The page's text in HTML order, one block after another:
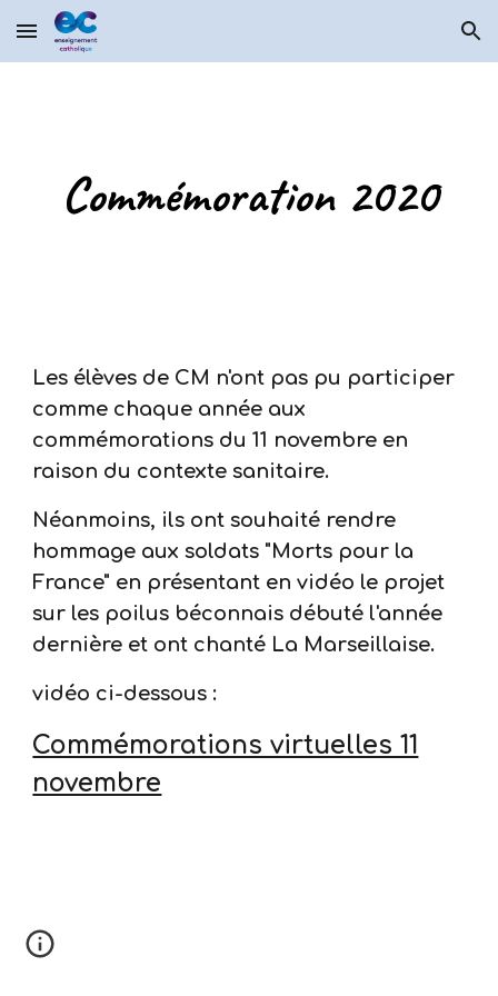
Skip to main content Skip to navigation
Commémoration 2020
Les élèves de CM n'ont pas pu participer
comme chaque année aux
commémorations du 11 novembre en
raison du contexte sanitaire.
Néanmoins, ils ont souhaité rendre
hommage aux soldats "Morts pour la
France" en présentant en vidéo le projet
sur les poilus béconnais débuté l'année
dernière et ont chanté La Marseillaise.
vidéo ci-dessous :
Commémorations virtuelles 11
novembre